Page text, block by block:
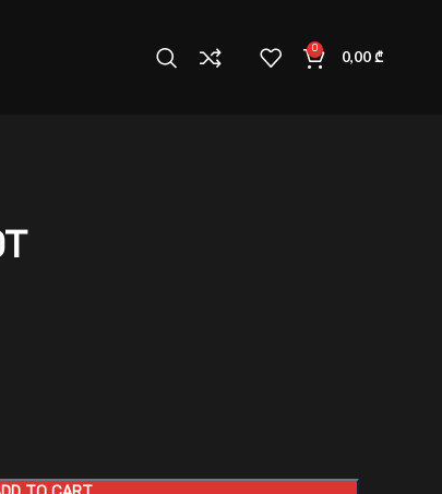
0 0,00₾